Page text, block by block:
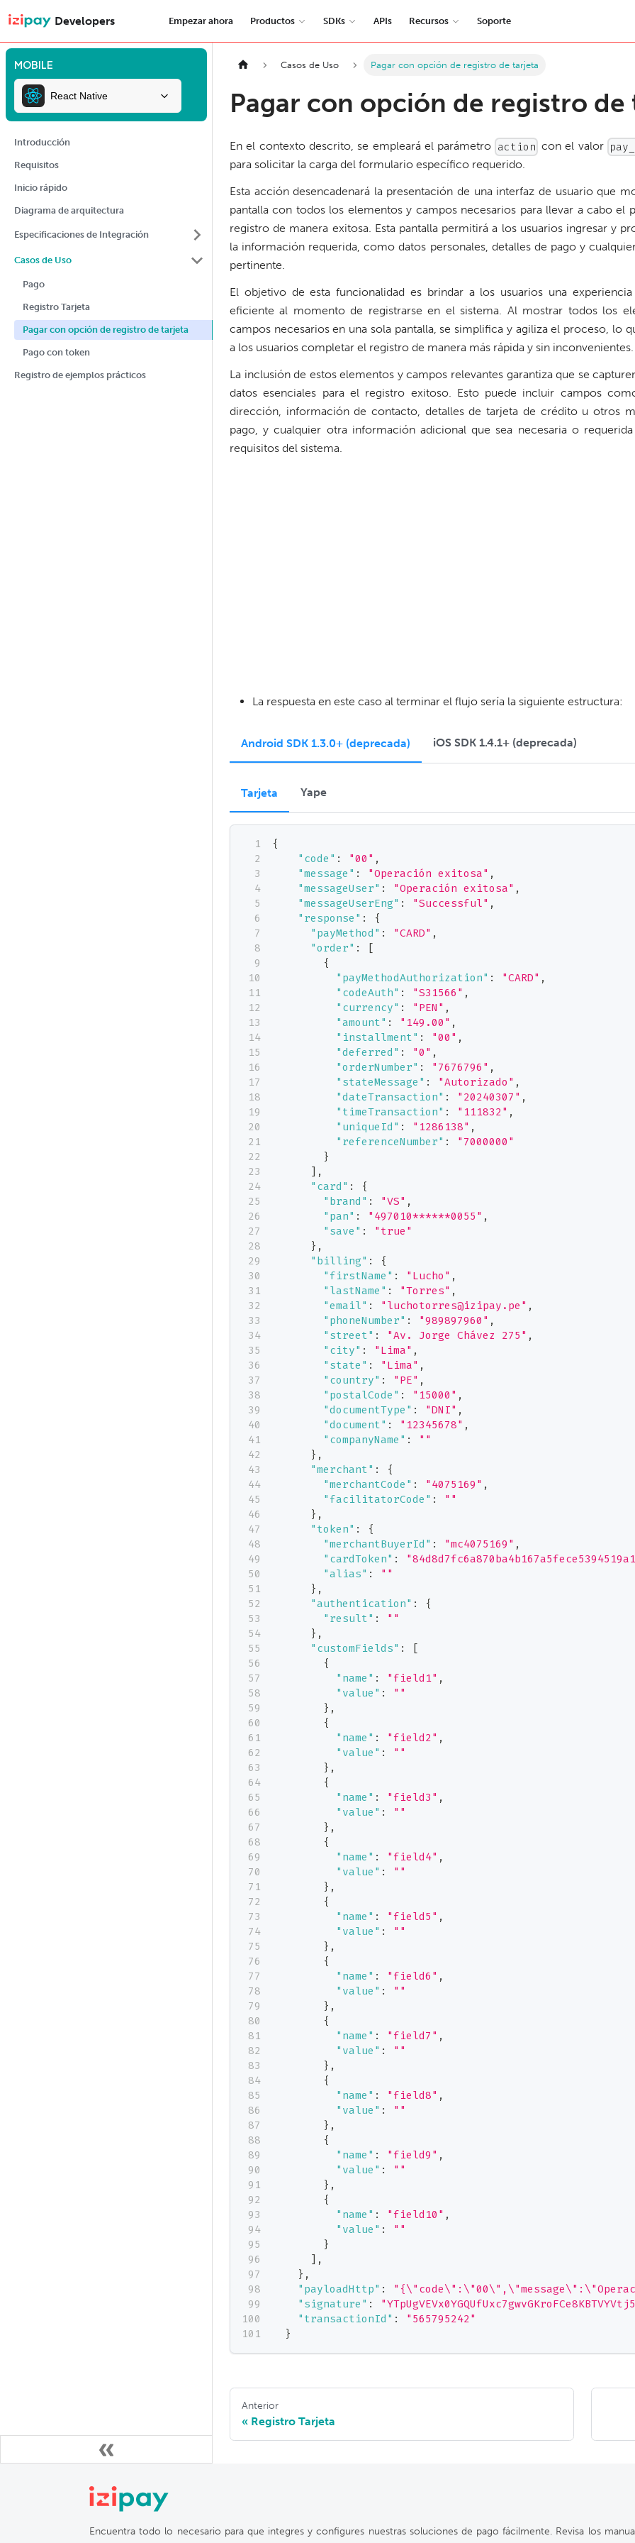
Developers Empezar ahora Productos SDKs APIs Recursos Soporte
MOBILE
React Native
Introducción
Requisitos
Inicio rápido
Diagrama de arquitectura
Especificaciones de Integración
Casos de Uso
Pago
Registro Tarjeta
Pagar con opción de registro de tarjeta
Pago con token
Registro de ejemplos prácticos
Casos de Uso Pagar con opción de registro de tarjeta
Pagar con opción de registro de
En el contexto descrito, se empleará el parámetro action con el valor
para solicitar la carga del formulario específico requerido.
Esta acción desencadenará la presentación de una interfaz de usuario que
pantalla con todos los elementos y campos necesarios para llevar a cabo el
registro de manera exitosa. Esta pantalla permitirá a los usuarios ingresar y
la información requerida, como datos personales, detalles de pago y
pertinente.
El objetivo de esta funcionalidad es brindar a los usuarios una
eficiente al momento de registrarse en el sistema. Al mostrar todos los
campos necesarios en una sola pantalla, se simplifica y agiliza el proceso, lo
a los usuarios completar el registro de manera más rápida y sin inconvenientes.
La inclusión de estos elementos y campos relevantes garantiza que se
datos esenciales para el registro exitoso. Esto puede incluir campos
dirección, información de contacto, detalles de tarjeta de crédito u otros
pago, y cualquier otra información adicional que sea necesaria o
requisitos del sistema.
La respuesta en este caso al terminar el flujo sería la siguiente estructura:
Android SDK 1.3.0+ (deprecada) iOS SDK 1.4.1+ (deprecada)
Tarjeta Yape
{
"code" : "00" ,
"message" : "Operación exitosa" ,
"messageUser" : "Operación exitosa" ,
"messageUserEng" : "Successful" ,
"response" :
{
"payMethod" : "CARD" ,
"order" :
[
{
"payMethodAuthorization" : "CARD" ,
"codeAuth" : "S31566" ,
"currency" : "PEN" ,
"amount" : "149.00" ,
"installment" : "00" ,
"deferred" : "0" ,
"orderNumber" : "7676796" ,
"stateMessage" : "Autorizado" ,
"dateTransaction" : "20240307" ,
"timeTransaction" : "111832" ,
"uniqueId" : "1286138" ,
"referenceNumber" :
"7000000"
}
] ,
"card" :
{
"brand" : "VS" ,
"pan" : "497010******0055" ,
"save" :
"true"
} ,
"billing" :
{
"firstName" : "Lucho" ,
"lastName" : "Torres" ,
"email" : "luchotorres@izipay.pe" ,
"phoneNumber" : "989897960" ,
"street" : "Av. Jorge Chávez 275" ,
"city" : "Lima" ,
"state" : "Lima" ,
"country" : "PE" ,
"postalCode" : "15000" ,
"documentType" : "DNI" ,
"document" : "12345678" ,
"companyName" :
""
} ,
"merchant" :
{
"merchantCode" : "4075169" ,
"facilitatorCode" :
""
} ,
"token" :
{
"merchantBuyerId" : "mc4075169" ,
"cardToken" :
"alias" :
""
} ,
"authentication" :
{
"result" :
""
} ,
"customFields" :
[
{
"name" : "field1" ,
"value" :
""
} ,
{
"name" : "field2" ,
"value" :
""
} ,
{
"name" : "field3" ,
"value" :
""
} ,
{
"name" : "field4" ,
"value" :
""
} ,
{
"name" : "field5" ,
"value" :
""
} ,
{
"name" : "field6" ,
"value" :
""
} ,
{
"name" : "field7" ,
"value" :
""
} ,
{
"name" : "field8" ,
"value" :
""
} ,
{
"name" : "field9" ,
"value" :
""
} ,
{
"name" : "field10" ,
"value" :
""
}
] ,
} ,
"payloadHttp" :
"signature" :
"transactionId" :
"565795242"
}
Anterior
Registro Tarjeta
Encuentra todo lo necesario para que integres y configures nuestras soluciones de pago fácilmente. Revisa los